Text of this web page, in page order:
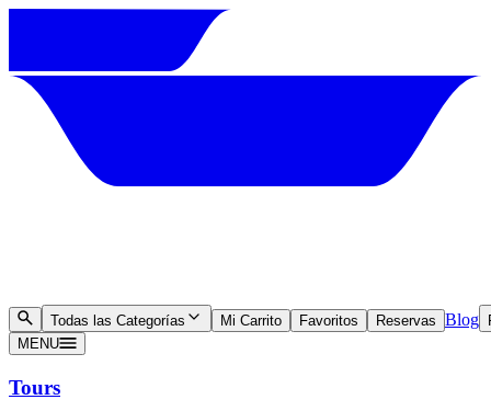
Todas las Categorías Mi Carrito Favoritos Reservas Blog
MENU
Tours